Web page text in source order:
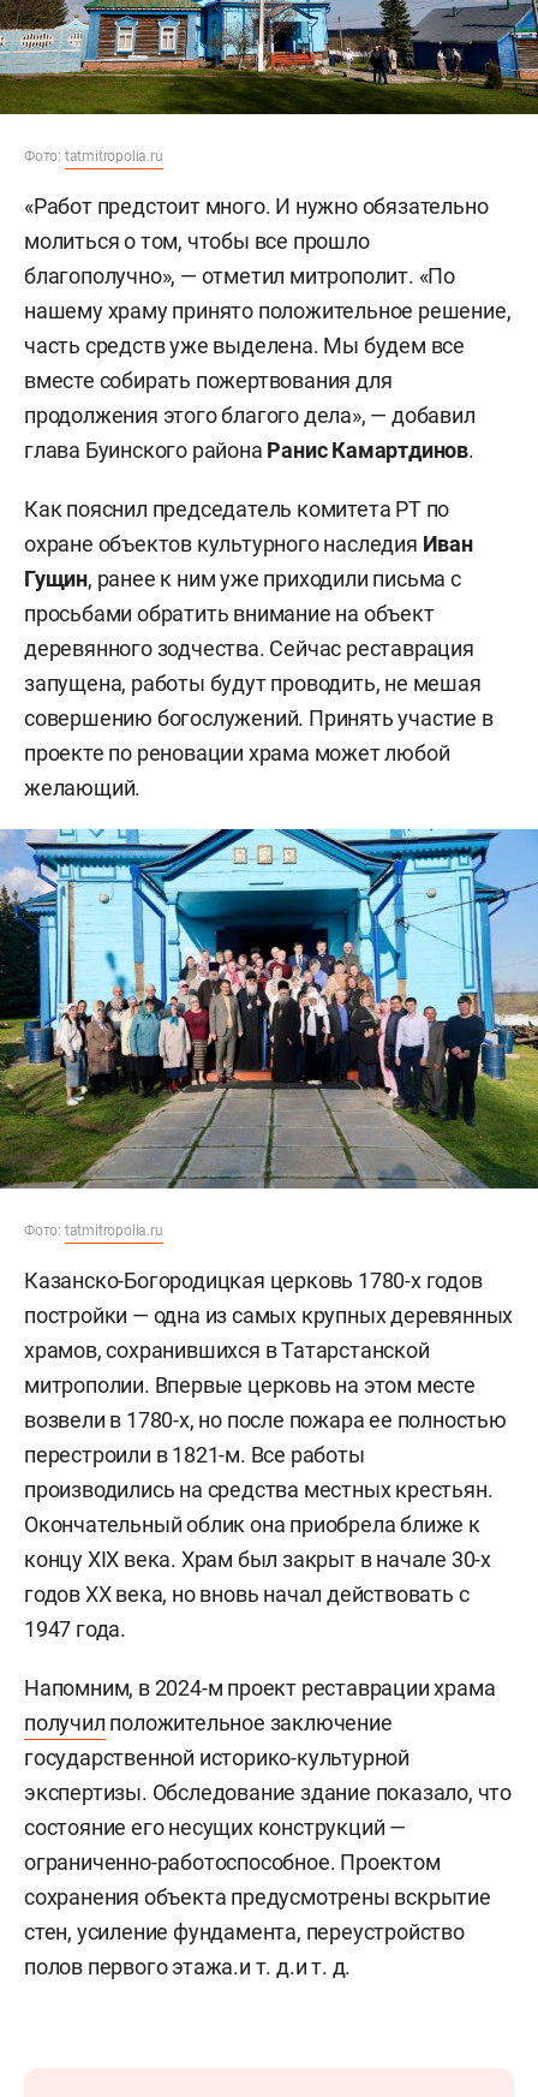
Фото: tatmitropolia.ru
«Работ предстоит много. И нужно обязательно
молиться о том, чтобы все прошло
благополучно», — отметил митрополит. «По
нашему храму принято положительное решение,
часть средств уже выделена. Мы будем все
вместе собирать пожертвования для
продолжения этого благого дела», — добавил
глава Буинского района Ранис Камартдинов.
Как пояснил председатель комитета РТ по
охране объектов культурного наследия Иван
Гущин, ранее к ним уже приходили письма с
просьбами обратить внимание на объект
деревянного зодчества. Сейчас реставрация
запущена, работы будут проводить, не мешая
совершению богослужений. Принять участие в
проекте по реновации храма может любой
желающий.
Фото: tatmitropolia.ru
Казанско-Богородицкая церковь 1780-х годов
постройки — одна из самых крупных деревянных
храмов, сохранившихся в Татарстанской
митрополии. Впервые церковь на этом месте
возвели в 1780-х, но после пожара ее полностью
перестроили в 1821-м. Все работы
производились на средства местных крестьян.
Окончательный облик она приобрела ближе к
концу XIX века. Храм был закрыт в начале 30-х
годов XX века, но вновь начал действовать с
1947 года.
Напомним, в 2024-м проект реставрации храма
получил положительное заключение
государственной историко-культурной
экспертизы. Обследование здание показало, что
состояние его несущих конструкций —
ограниченно-работоспособное. Проектом
сохранения объекта предусмотрены вскрытие
стен, усиление фундамента, переустройство
полов первого этажа.и т. д.и т. д.